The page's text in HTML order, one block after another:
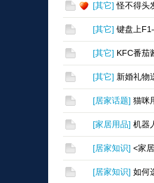
[其它] 怪不得头
[其它] 键盘上
[其它] KFC番茄
[其它] 新婚礼物
[居家话题] 猫咪
[家居用品] 机器
[居家知识] <家
[居家知识] 如何